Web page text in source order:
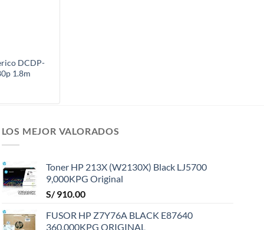
DCDP-
1.8m
LOS MEJOR VALORADOS
Toner HP 213X (W2130X) Black LJ5700
9,000KPG Original
S/910.00
FUSOR HP Z7Y76A BLACK E87640
360,000KPG ORIGINAL